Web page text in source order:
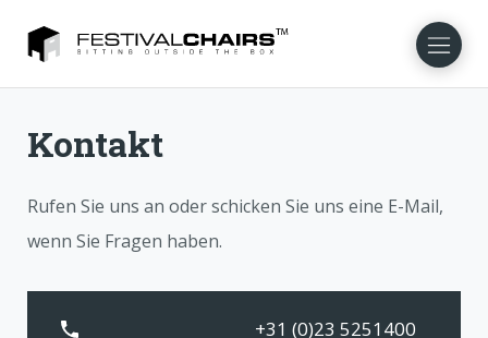
NL
Kontakt
Rufen Sie uns an oder schicken Sie uns eine E-Mail,
wenn Sie Fragen haben.
+31 (0)23 5251400